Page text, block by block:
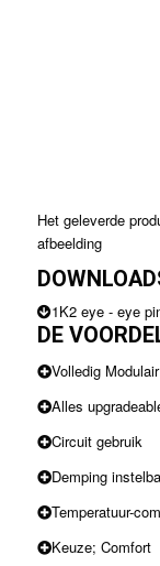
Het geleverde
afbeelding
1K2 eye - eye
DE
Volledig Modulair
Alles
Circuit gebruik
Demping
Temperatuur-
Keuze; Comfort